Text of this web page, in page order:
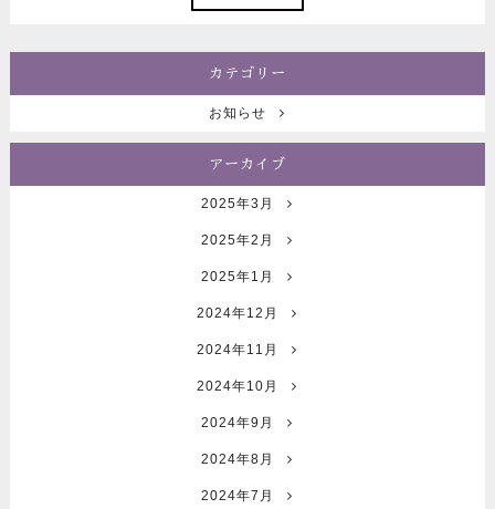
カテゴリー
お知らせ
アーカイブ
2025年3月
2025年2月
2025年1月
2024年12月
2024年11月
2024年10月
2024年9月
2024年8月
2024年7月